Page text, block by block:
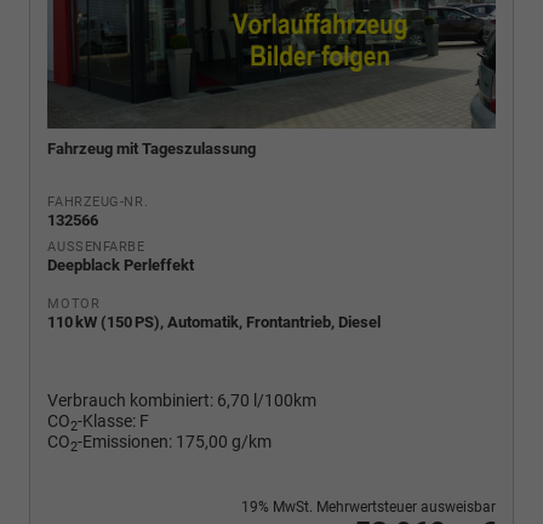
Fahrzeug mit Tageszulassung
FAHRZEUG-NR.
132566
AUSSENFARBE
Deepblack Perleffekt
MOTOR
110 kW (150 PS), Automatik, Frontantrieb, Diesel
Verbrauch kombiniert: 6,70 l/100km
CO2-Klasse: F
CO2-Emissionen: 175,00 g/km
19% MwSt. Mehrwertsteuer ausweisbar